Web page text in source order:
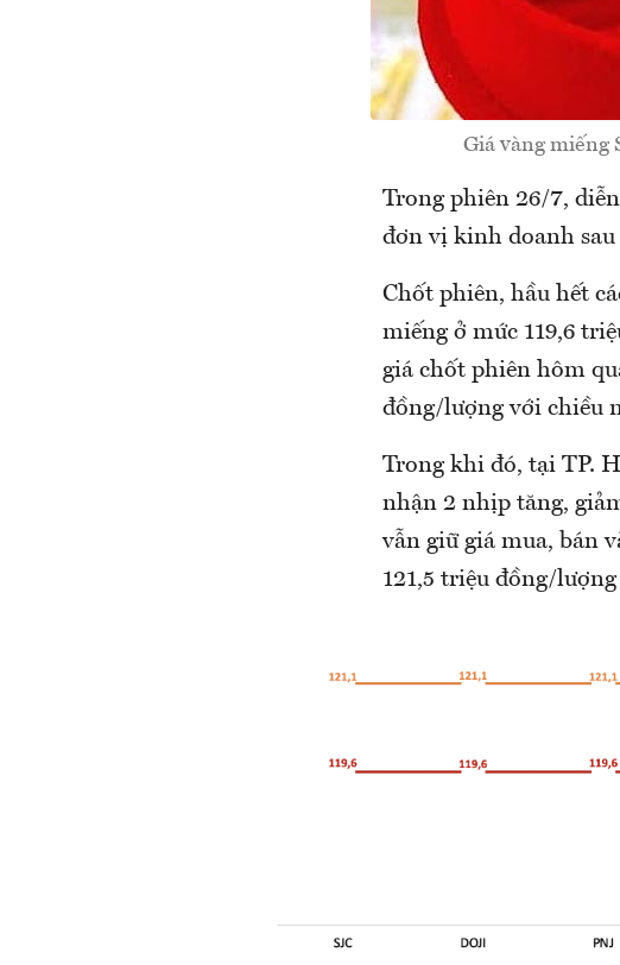
Giá vàng miếng
Trong phiên 26/7,
đơn vị kinh doanh
Chốt phiên, hầu hết
miếng ở mức 119,6
giá chốt phiên hôm
đồng/lượng với chiều
Trong khi đó, tại TP.
nhận 2 nhịp tăng,
vẫn giữ giá mua, bán
121,5 triệu đồng/lượng